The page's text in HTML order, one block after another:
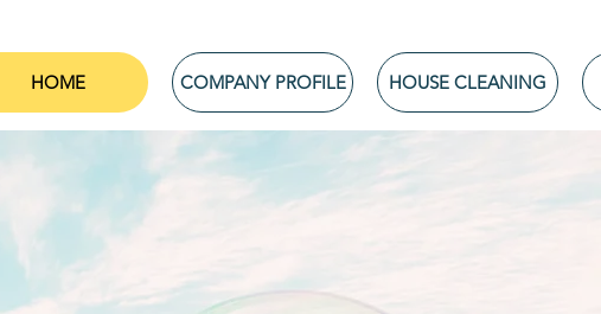
HOME COMPANY PROFILE HOUSE CLEANING